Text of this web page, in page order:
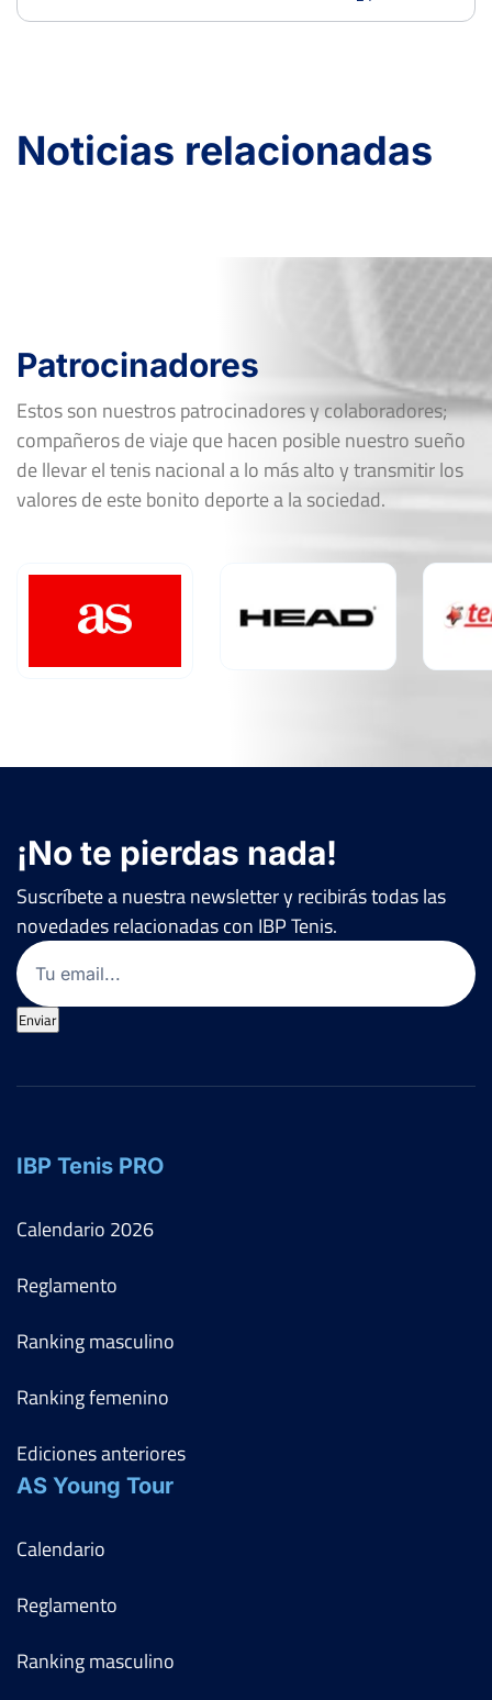
Noticias relacionadas
Patrocinadores
Estos son nuestros patrocinadores y colaboradores;
compañeros de viaje que hacen posible nuestro sueño
de llevar el tenis nacional a lo más alto y transmitir los
valores de este bonito deporte a la sociedad.
¡No te pierdas nada!
Suscríbete a nuestra newsletter y recibirás todas las
novedades relacionadas con IBP Tenis.
Email
Enviar
IBP Tenis PRO
Calendario 2026
Reglamento
Ranking masculino
Ranking femenino
Ediciones anteriores
AS Young Tour
Calendario
Reglamento
Ranking masculino